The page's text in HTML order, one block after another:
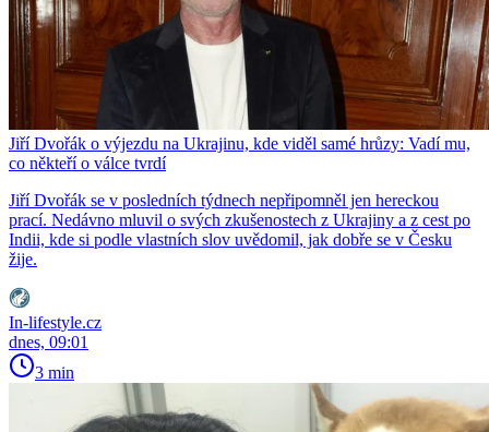
Jiří Dvořák o výjezdu na Ukrajinu, kde viděl samé hrůzy: Vadí mu,
co někteří o válce tvrdí
Jiří Dvořák se v posledních týdnech nepřipomněl jen hereckou
prací. Nedávno mluvil o svých zkušenostech z Ukrajiny a z cest po
Indii, kde si podle vlastních slov uvědomil, jak dobře se v Česku
žije.
In-lifestyle.cz
dnes, 09:01
3 min